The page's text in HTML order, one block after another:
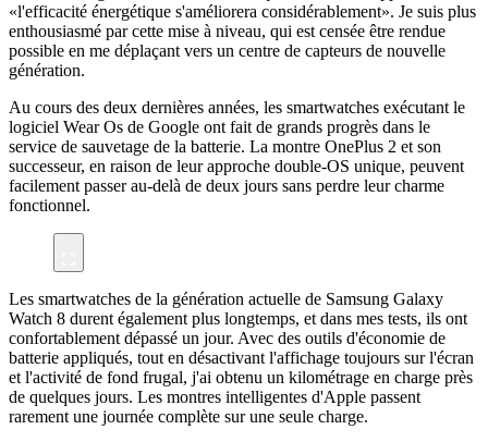
«l'efficacité énergétique s'améliorera considérablement». Je suis plus
enthousiasmé par cette mise à niveau, qui est censée être rendue
possible en me déplaçant vers un centre de capteurs de nouvelle
génération.
Au cours des deux dernières années, les smartwatches exécutant le
logiciel Wear Os de Google ont fait de grands progrès dans le
service de sauvetage de la batterie. La montre OnePlus 2 et son
successeur, en raison de leur approche double-OS unique, peuvent
facilement passer au-delà de deux jours sans perdre leur charme
fonctionnel.
Les smartwatches de la génération actuelle de Samsung Galaxy
Watch 8 durent également plus longtemps, et dans mes tests, ils ont
confortablement dépassé un jour. Avec des outils d'économie de
batterie appliqués, tout en désactivant l'affichage toujours sur l'écran
et l'activité de fond frugal, j'ai obtenu un kilométrage en charge près
de quelques jours. Les montres intelligentes d'Apple passent
rarement une journée complète sur une seule charge.